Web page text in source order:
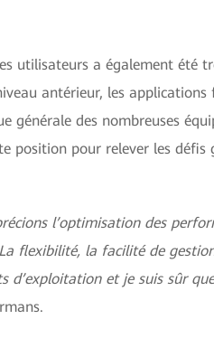
utilisateurs a également été
antérieur, les
générale des nombreuses
position pour relever les défis
l’optimisation des
flexibilité, la facilité de
d’exploitation et je suis sûr